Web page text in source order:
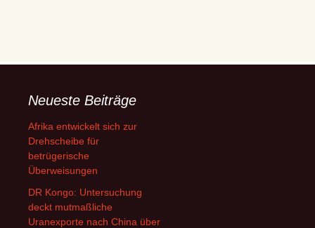
Neueste Beiträge
Afrika entwickelt sich zur
Drehscheibe für
betrügerische
Überweisungen
DR Kongo: Untersuchung
deckt mutmaßliche
Uranexporte nach China über